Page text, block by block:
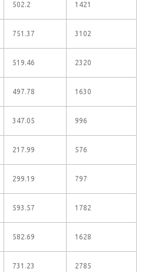
502.2 1421
751.37 3102
519.46 2320
497.78 1630
347.05 996
217.99 576
299.19 797
593.57 1782
582.69 1628
731.23 2785